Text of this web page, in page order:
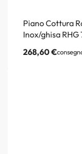
Piano Cottura
Inox/ghisa RHG
268,60€